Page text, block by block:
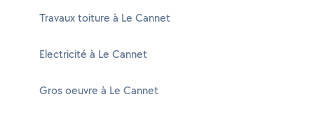
Travaux toiture à Le Cannet
Electricité à Le Cannet
Gros oeuvre à Le Cannet